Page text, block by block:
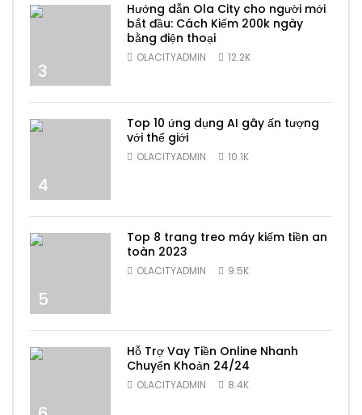
3
Hướng dẫn Ola City cho người mới
bắt đầu: Cách Kiếm 200k ngày
bằng điện thoại
OLACITYADMIN 12.2K
4
Top 10 ứng dụng AI gây ấn tượng
với thế giới
OLACITYADMIN 10.1K
5
Top 8 trang treo máy kiếm tiền an
toàn 2023
OLACITYADMIN 9.5K
Hỗ Trợ Vay Tiền Online Nhanh
Chuyển Khoản 24/24
OLACITYADMIN 8.4K